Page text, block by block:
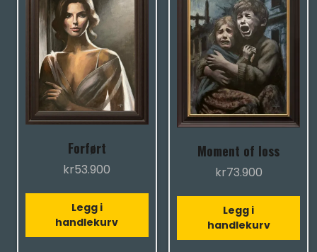
Forført
kr53.900
Legg i
handlekurv
Moment of loss
kr73.900
Legg i
handlekurv